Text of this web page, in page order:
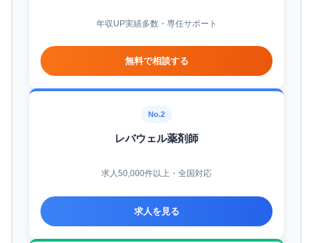
年収UP実績多数・専任サポート
無料で相談する
No.2
レバウェル薬剤師
求人50,000件以上・全国対応
求人を見る